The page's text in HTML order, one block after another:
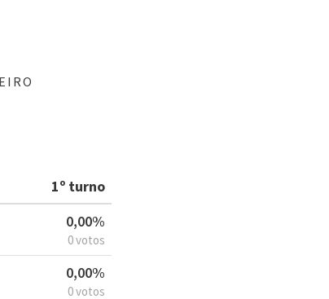
1º turno
0,00%
0 votos
0,00%
0 votos